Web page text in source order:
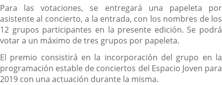
Para las votaciones, se entregará una papeleta por
asistente al concierto, a la entrada, con los nombres de los
12 grupos participantes en la presente edición. Se podrá
votar a un máximo de tres grupos por papeleta.
El premio consistirá en la incorporación del grupo en la
programación estable de conciertos del Espacio Joven para
2019 con una actuación durante la misma.